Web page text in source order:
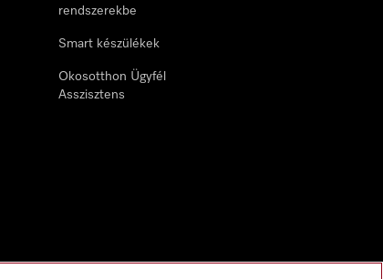
rendszerekbe
Smart készülékek
Okosotthon Ügyfél
Asszisztens